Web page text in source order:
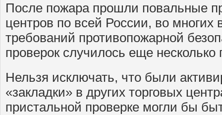
После пожара прошли повальные
центров по всей России, во
требований противопожарной
проверок случилось еще несколько
Нельзя исключать, что были
«закладки» в других торговых
пристальной проверке могли бы